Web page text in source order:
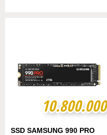
10.800.000
10.800.000
SSD SAMSUNG 990 PRO